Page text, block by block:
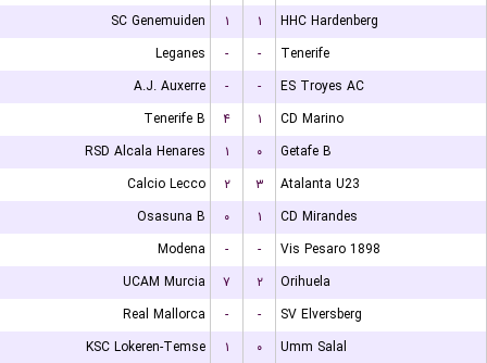
SC Genemuiden
۱ ۱
HHC Hardenberg
Leganes
- -
Tenerife
A.J. Auxerre
- -
ES Troyes AC
Tenerife B
۴ ۱
CD Marino
RSD Alcala Henares
۱ ۰
Getafe B
Calcio Lecco
۲ ۳
Atalanta U23
Osasuna B
۰ ۱
CD Mirandes
Modena
- -
Vis Pesaro 1898
UCAM Murcia
۷ ۲
Orihuela
Real Mallorca
- -
SV Elversberg
KSC Lokeren-Temse
۱ ۰
Umm Salal